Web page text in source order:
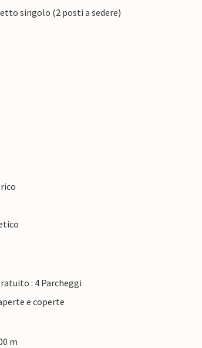
singolo (2 posti a sedere)
: 4 Parcheggi
e coperte
m